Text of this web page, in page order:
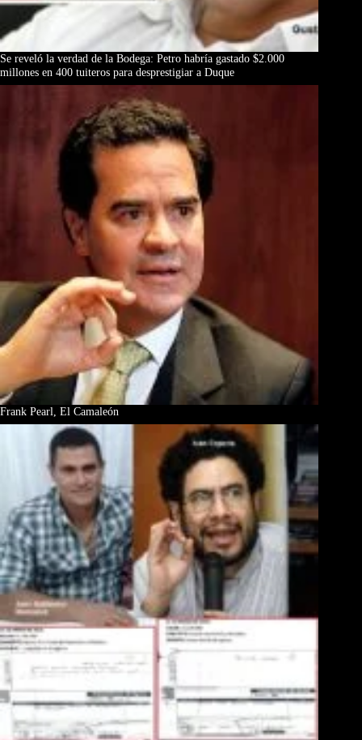
Se reveló la verdad de la Bodega: Petro habría gastado $2.000
millones en 400 tuiteros para desprestigiar a Duque
Frank Pearl, El Camaleón